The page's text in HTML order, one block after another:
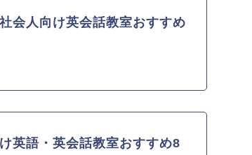
会人向け英会話教室おすすめ
英語・英会話教室おすすめ8